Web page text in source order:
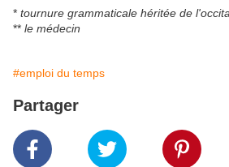
* tournure grammaticale héritée de
** le médecin
#emploi du temps
Partager